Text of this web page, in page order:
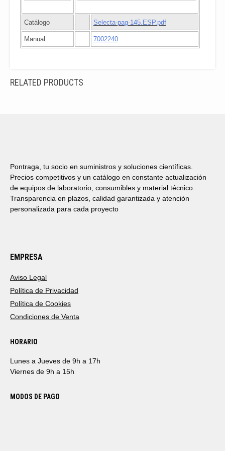
Catálogo Selecta-pag-145.ESP.pdf
Manual 7002240
RELATED PRODUCTS
Pontraga, tu socio en suministros y soluciones científicas.
Precios competitivos y un catálogo en constante actualización
de equipos de laboratorio, consumibles y material técnico.
Transparencia en plazos, calidad garantizada y atención
personalizada para cada proyecto
EMPRESA
Aviso Legal
Política de Privacidad
Política de Cookies
Condiciones de Venta
HORARIO
Lunes a Jueves de 9h a 17h
Viernes de 9h a 15h
MODOS DE PAGO